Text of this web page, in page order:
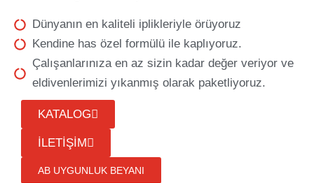
Dünyanın en kaliteli iplikleriyle örüyoruz
Kendine has özel formülü ile kaplıyoruz.
Çalışanlarınıza en az sizin kadar değer veriyor ve
eldivenlerimizi yıkanmış olarak paketliyoruz.
KATALOG
İLETİŞİM
AB UYGUNLUK BEYANI